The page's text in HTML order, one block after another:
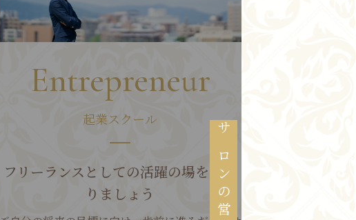
サロンの営業日
Entrepreneur
起業スクール
フリーランスとしての活躍の場をつく
りましょう